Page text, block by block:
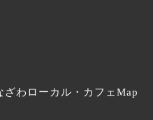
ざわローカル・カフェMap